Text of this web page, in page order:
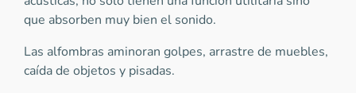
que absorben muy bien el sonido.
Las alfombras aminoran golpes, arrastre de muebles,
caída de objetos y pisadas.